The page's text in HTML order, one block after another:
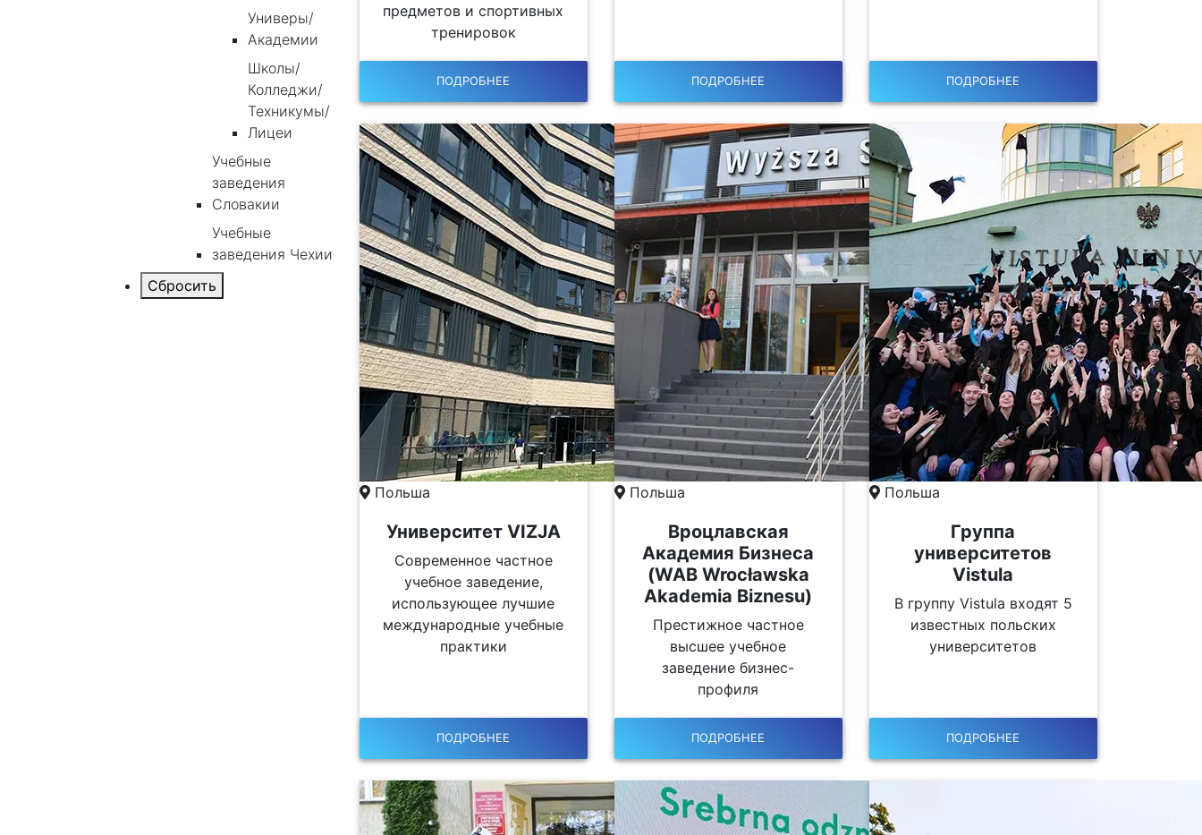
Универы/
Академии
Школы/
Колледжи/
Техникумы/
Лицеи
Учебные
заведения
Словакии
Учебные
заведения Чехии
предметов и спортивных
тренировок
ПОДРОБНЕЕ ПОДРОБНЕЕ ПОДРОБНЕЕ
Польша
Университет VIZJA
Современное частное
учебное заведение,
использующее лучшие
международные учебные
практики
ПОДРОБНЕЕ
Польша
Вроцлавская
Академия Бизнеса
(WAB Wrocławska
Akademia Biznesu)
Престижное частное
высшее учебное
заведение бизнес-
профиля
ПОДРОБНЕЕ
Польша
Группа
университетов
Vistula
В группу Vistula входят 5
известных польских
университетов
ПОДРОБНЕЕ